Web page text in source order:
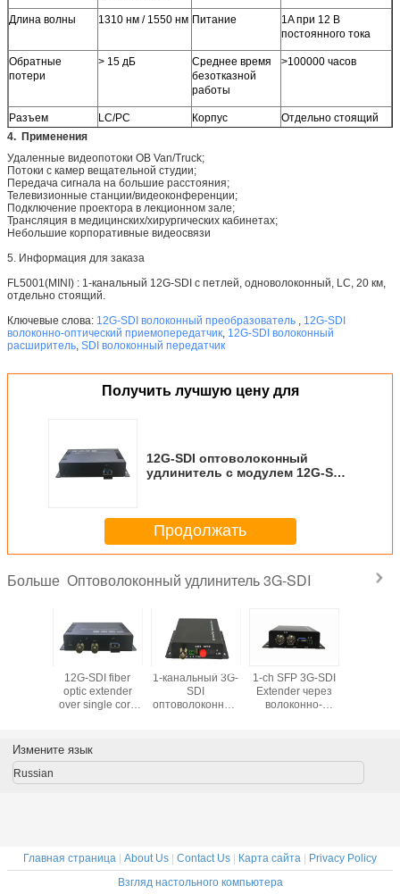
Длина волны 1310 нм / 1550 нм Питание
1A при 12 В
постоянного тока
Обратные
потери
> 15 дБ
Среднее время
безотказной
работы
>100000 часов
Разъем LC/PC Корпус
Отдельно стоящий
(опционально
4. Применения
Удаленные видеопотоки OB Van/Truck;
Потоки с камер вещательной студии;
Передача сигнала на большие расстояния;
Телевизионные станции/видеоконференции;
Подключение проектора в лекционном зале;
Трансляция в медицинских/хирургических кабинетах;
Небольшие корпоративные видеосвязи
5. Информация для заказа
FL5001(MINI) : 1-канальный 12G-SDI с петлей, одноволоконный, LC, 20 км,
отдельно стоящий.
Ключевые слова: 12G-SDI волоконный преобразователь , 12G-SDI
волоконно-оптический приемопередатчик, 12G-SDI волоконный
расширитель, SDI волоконный передатчик
Получить лучшую цену для
12G-SDI оптоволоконный
удлинитель с модулем 12G-SDI
Продолжать
Больше Оптоволоконный удлинитель 3G-SDI
с
аудио
12G-SDI fiber
optic extender
over single core
option
1-канальный 3G-
SDI
оптоволоконный
1-ch SFP 3G-SDI
Extender через
волоконно-
Измените язык
Russian
Главная страница | About Us | Contact Us | Карта сайта | Privacy Policy
Взгляд настольного компьютера